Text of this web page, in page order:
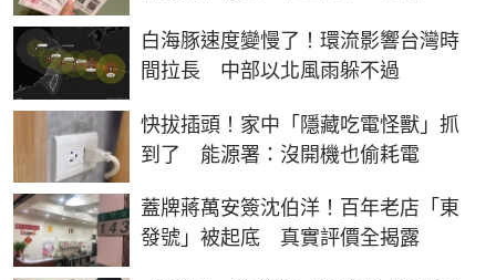
白海豚速度變慢了！環流影響台灣時
間拉長 中部以北風雨躲不過
快拔插頭！家中「隱藏吃電怪獸」抓
到了 能源署：沒開機也偷耗電
蓋牌蔣萬安簽沈伯洋！百年老店「東
發號」被起底 真實評價全揭露